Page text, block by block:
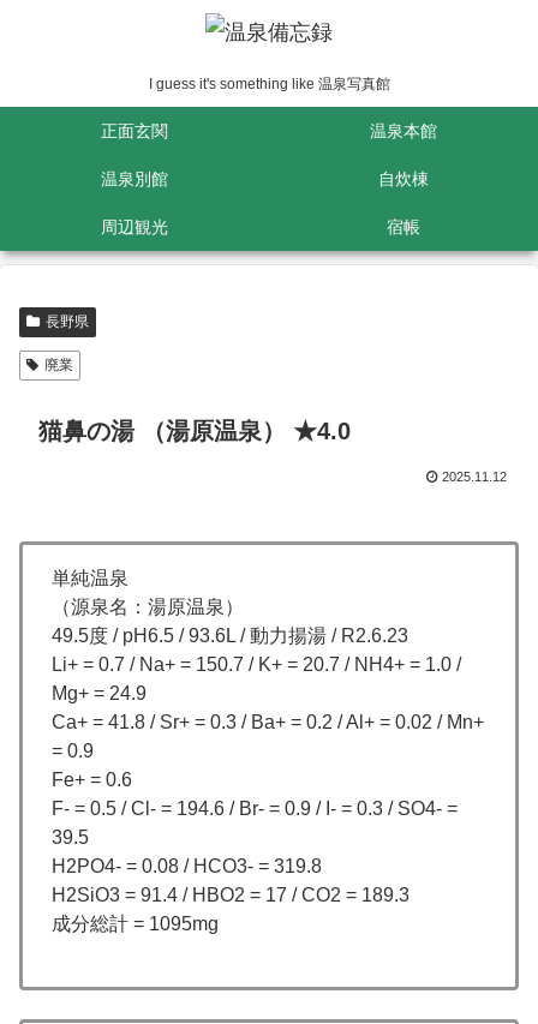
I guess it's something like 温泉写真館
正面玄関 温泉本館
温泉別館 自炊棟
周辺観光 宿帳
長野県
廃業
猫鼻の湯 （湯原温泉） ★4.0
2025.11.12
単純温泉
（源泉名：湯原温泉）
49.5度 / pH6.5 / 93.6L / 動力揚湯 / R2.6.23
Li+ = 0.7 / Na+ = 150.7 / K+ = 20.7 / NH4+ = 1.0 /
Mg+ = 24.9
Ca+ = 41.8 / Sr+ = 0.3 / Ba+ = 0.2 / Al+ = 0.02 / Mn+
= 0.9
Fe+ = 0.6
F- = 0.5 / Cl- = 194.6 / Br- = 0.9 / I- = 0.3 / SO4- =
39.5
H2PO4- = 0.08 / HCO3- = 319.8
H2SiO3 = 91.4 / HBO2 = 17 / CO2 = 189.3
成分総計 = 1095mg